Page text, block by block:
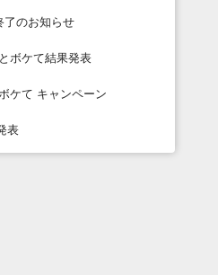
了のお知らせ
ボケて結果発表
ケて キャンペーン
表